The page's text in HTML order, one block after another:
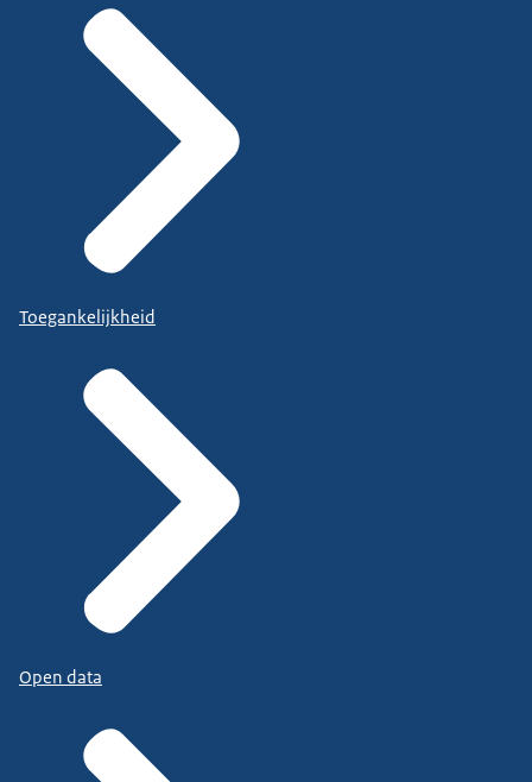
Toegankelijkheid
Open data